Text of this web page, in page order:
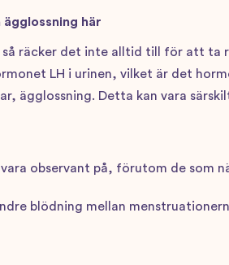
här
så räcker det inte alltid till för att
LH i urinen, vilket är det
ägglossning. Detta kan vara
observant på, förutom de som
blödning mellan